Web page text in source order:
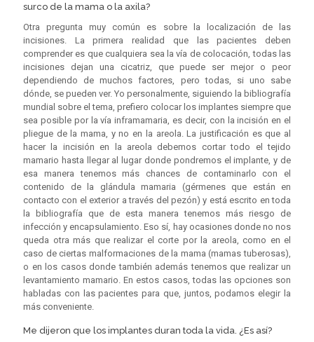
surco de la mama o la axila?
Otra pregunta muy común es sobre la localización de las
incisiones. La primera realidad que las pacientes deben
comprender es que cualquiera sea la vía de colocación, todas las
incisiones dejan una cicatriz, que puede ser mejor o peor
dependiendo de muchos factores, pero todas, si uno sabe
dónde, se pueden ver. Yo personalmente, siguiendo la bibliografía
mundial sobre el tema, prefiero colocar los implantes siempre que
sea posible por la vía inframamaria, es decir, con la incisión en el
pliegue de la mama, y no en la areola. La justificación es que al
hacer la incisión en la areola debemos cortar todo el tejido
mamario hasta llegar al lugar donde pondremos el implante, y de
esa manera tenemos más chances de contaminarlo con el
contenido de la glándula mamaria (gérmenes que están en
contacto con el exterior a través del pezón) y está escrito en toda
la bibliografía que de esta manera tenemos más riesgo de
infección y encapsulamiento. Eso sí, hay ocasiones donde no nos
queda otra más que realizar el corte por la areola, como en el
caso de ciertas malformaciones de la mama (mamas tuberosas),
o en los casos donde también además tenemos que realizar un
levantamiento mamario. En estos casos, todas las opciones son
habladas con las pacientes para que, juntos, podamos elegir la
más conveniente.
Me dijeron que los implantes duran toda la vida. ¿Es así?